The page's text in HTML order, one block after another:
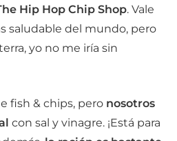
Hip Hop Chip Shop. Vale
saludable del mundo, pero
yo no me iría sin
fish & chips, pero nosotros
con sal y vinagre. ¡Está para